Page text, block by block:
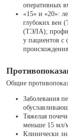
оперативных
«15» и «20»:
глубоких вен
(ТЭЛА);
у пациентов с
происхождения.
Общие
Заболевания
Тяжелая
меньше 15 мл/
Клинически